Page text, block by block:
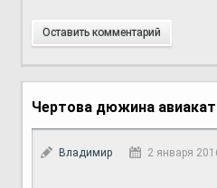
Оставить комментарий
Чертова дюжина
Владимир 2 января